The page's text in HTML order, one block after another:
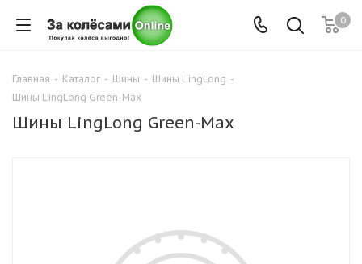
0
Главная - Каталог - Шины - Шины LingLong -
Шины LingLong Green-Max
Шины LingLong Green-Max